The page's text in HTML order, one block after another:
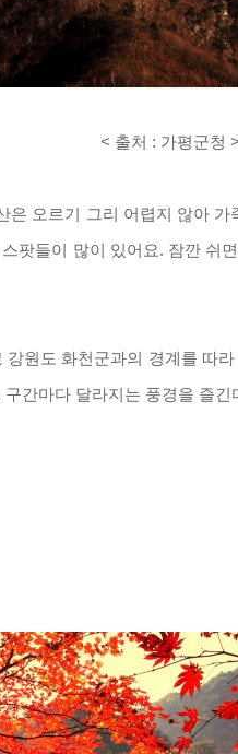
< 출처 : 가평군청 >
은 오르기 그리 어렵지 않아
팟들이 많이 있어요. 잠깐 쉬
강원도 화천군과의 경계를 따
구간마다 달라지는 풍경을 즐